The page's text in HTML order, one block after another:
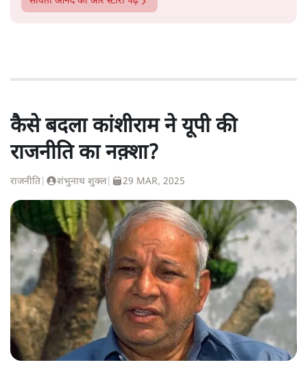
कैसे बदला कांशीराम ने यूपी की
राजनीति का नक़्शा?
राजनीति शंभुनाथ शुक्ल| 29 MAR, 2025